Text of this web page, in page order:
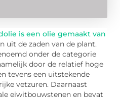
is een olie gemaakt van
uit de zaden van de plant.
onder de categorie
door de relatief hoge
tevens een uitstekende
vetzuren. Daarnaast
eiwitbouwstenen en bevat